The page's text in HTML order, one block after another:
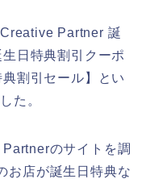
Partner 誕
日特典割引クーポ
割引セール】とい
た。
のサイトを調
お店が誕生日特典な